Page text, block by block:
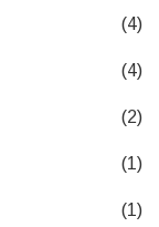
(4)
(4)
(2)
(1)
(1)